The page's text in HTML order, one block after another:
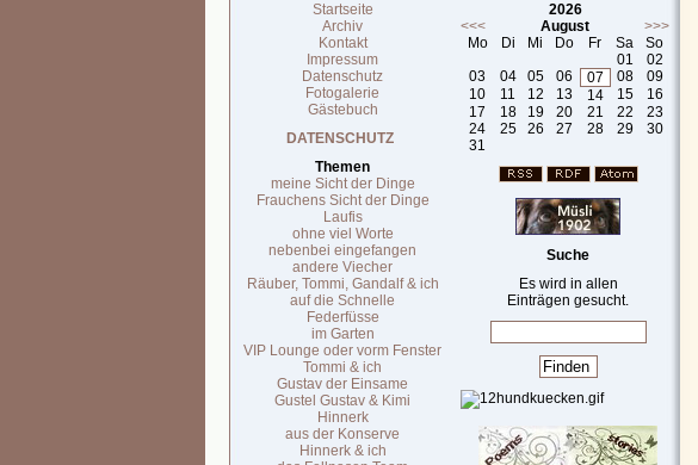
Startseite
Archiv
Kontakt
Impressum
Datenschutz
Fotogalerie
Gästebuch
DATENSCHUTZ
Themen
meine Sicht der Dinge
Frauchens Sicht der Dinge
Laufis
ohne viel Worte
nebenbei eingefangen
andere Viecher
Räuber, Tommi, Gandalf & ich
auf die Schnelle
Federfüsse
im Garten
VIP Lounge oder vorm Fenster
Tommi & ich
Gustav der Einsame
Gustel Gustav & Kimi
Hinnerk
aus der Konserve
Hinnerk & ich
2026
<<<
August
>>>
Mo
Di Mi Do Fr Sa
So
01
02
03
04 05 06 07 08
09
10
11 12 13 14 15
16
17
18 19 20 21 22
23
24
25 26 27 28 29
30
31
Suche
Es wird in allen
Einträgen gesucht.